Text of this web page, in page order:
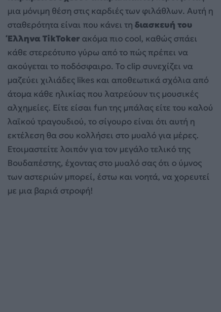
μια μόνιμη θέση στις καρδιές των φιλάθλων. Αυτή η
σταθερότητα είναι που κάνει τη διασκευή του
Έλληνα TikToker ακόμα πιο cool, καθώς σπάει
κάθε στερεότυπο γύρω από το πώς πρέπει να
ακούγεται το ποδόσφαιρο. Το clip συνεχίζει να
μαζεύει χιλιάδες likes και αποθεωτικά σχόλια από
άτομα κάθε ηλικίας που λατρεύουν τις μουσικές
αλχημείες. Είτε είσαι fun της μπάλας είτε του καλού
λαϊκού τραγουδιού, το σίγουρο είναι ότι αυτή η
εκτέλεση θα σου κολλήσει στο μυαλό για μέρες.
Ετοιμαστείτε λοιπόν για τον μεγάλο τελικό της
Βουδαπέστης, έχοντας στο μυαλό σας ότι ο ύμνος
των αστεριών μπορεί, έστω και νοητά, να χορευτεί
με μια βαριά στροφή!